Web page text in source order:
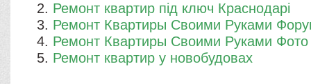
Ремонт квартир під ключ Краснодарі
Ремонт Квартиры Своими Руками
Ремонт Квартиры Своими Руками Фото
Ремонт квартир у новобудовах